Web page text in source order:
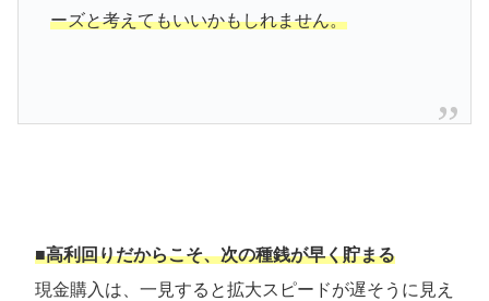
ーズと考えてもいいかもしれません。
■高利回りだからこそ、次の種銭が早く貯まる
現金購入は、一見すると拡大スピードが遅そうに見え